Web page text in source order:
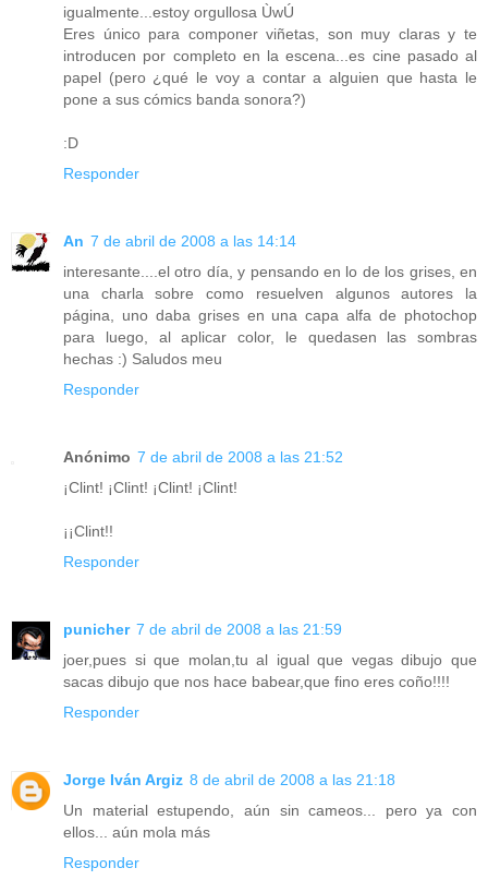
igualmente...estoy orgullosa ÙwÚ
Eres único para componer viñetas, son muy claras y te
introducen por completo en la escena...es cine pasado al
papel (pero ¿qué le voy a contar a alguien que hasta le
pone a sus cómics banda sonora?)
:D
Responder
An 7 de abril de 2008 a las 14:14
interesante....el otro día, y pensando en lo de los grises, en
una charla sobre como resuelven algunos autores la
página, uno daba grises en una capa alfa de photochop
para luego, al aplicar color, le quedasen las sombras
hechas :) Saludos meu
Responder
Anónimo 7 de abril de 2008 a las 21:52
¡Clint! ¡Clint! ¡Clint! ¡Clint!
¡¡Clint!!
Responder
punicher 7 de abril de 2008 a las 21:59
joer,pues si que molan,tu al igual que vegas dibujo que
sacas dibujo que nos hace babear,que fino eres coño!!!!
Responder
Jorge Iván Argiz 8 de abril de 2008 a las 21:18
Un material estupendo, aún sin cameos... pero ya con
ellos... aún mola más
Responder